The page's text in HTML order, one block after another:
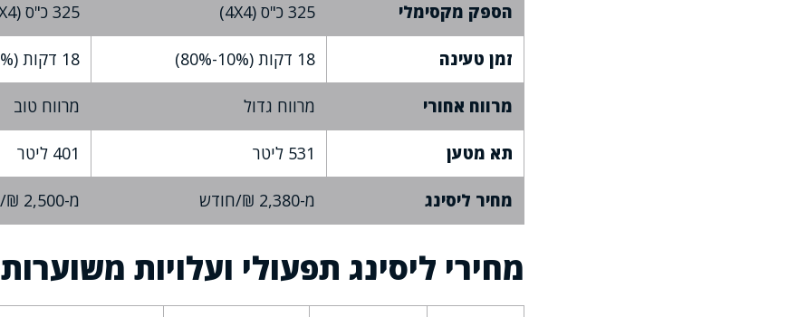
הספק מקסימלי 325 כ"ס (4X4) 325 כ"ס (4X4)
זמן טעינה 18 דקות (10%-80%) 18 דקות (10%-80%)
מרווח אחורי מרווח גדול מרווח טוב
תא מטען 531 ליטר 401 ליטר
מחיר ליסינג מ-2,380 ₪/חודש מ-2,500 ₪/חודש
מחירי ליסינג תפעולי ועלויות משוערות